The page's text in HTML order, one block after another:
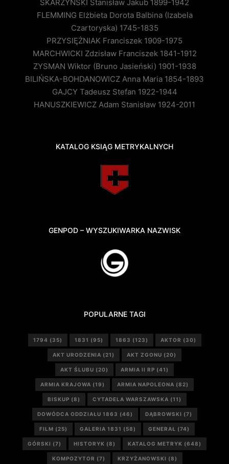
SKARZYŃSKI Stanisław Jakub 1899-1942
FLEMMING Elżbieta Dorota Balbina (Izabela
Czartoryska) 1745-1835
PRZYSIĘŻNIAK Franciszek 1909-1975
MARCHWICKI Zdzisław Franciszek 1841-1912
ZYSMAN Wiktor (Bruno Jasieński) 1901-1938
BILIŃSKA-BOHDANOWICZ Anna Maria 1854-1893
GAJCY Tadeusz Stefan 1922-1944
HANUSZKIEWICZ Adam Stanisław 1924-2011
KATALOG KSIĄG METRYKALNYCH
GENPOD – WYSZUKIWARKA NAZWISK
POPULARNE TAGI
1794 (35) 1831 (95) 1863 (123) AKTOR (30)
AKT URODZENIA (21) AKT ZGONU (20)
AKT ŚLUBU (20) ARMIA II RP (41)
ARMIA KRAJOWA (19) ARMIA NAPOLEONA (82)
BISKUP (8) CYTADELA WARSZAWSKA (11)
DOWÓDCA ODDZIAŁU 1863 (46) DĄBROWSKI (7)
FILM (25) GALERIA 1831 (58) GENERAŁ (74)
GÓRSKI (7) HISTORYK (8) KATALOG METRYK (648)
KOMPOZYTOR (7) KRZYŻANOWSKI (8)